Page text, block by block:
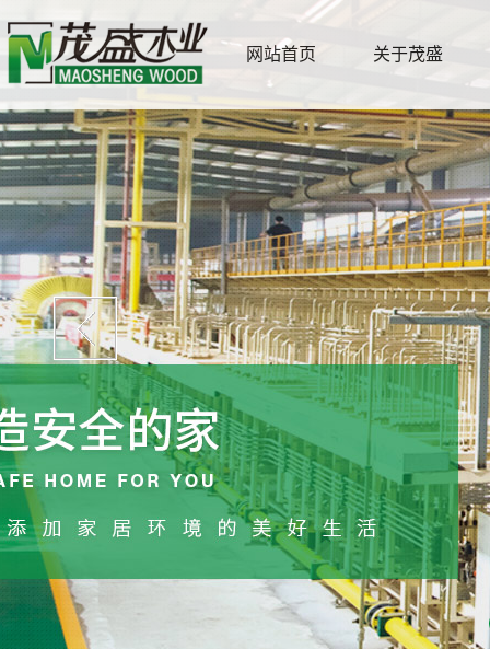
网站首页 关于茂盛